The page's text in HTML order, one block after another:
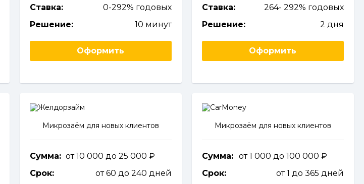
Ставка:
0-292% годовых
Решение:
10 минут
Оформить
Ставка:
264- 292% годовых
Решение:
2 дня
Оформить
Микрозаём для новых клиентов
Сумма: от 10 000 до 25 000
Срок:
от 60 до 240 дней
Микрозаём для новых клиентов
Сумма: от 1 000 до 100 000
Срок:
от 1 до 365 дней